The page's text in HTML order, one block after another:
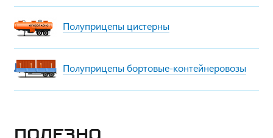
Полуприцепы цистерны
Полуприцепы бортовые-контейнеровозы
Полезно